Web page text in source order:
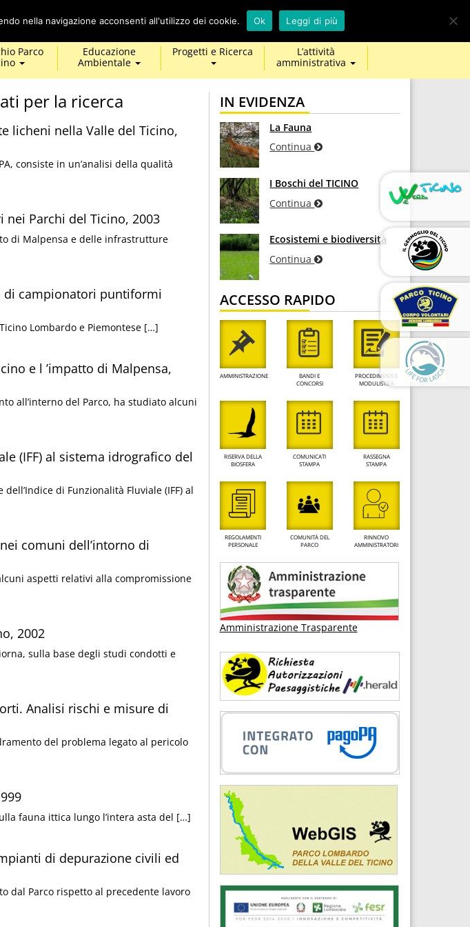
Cerca
map-
marker
calendar
Parco
Educazione
Ambientale
Progetti e Ricerca
L’attività
amministrativa
per la ricerca
licheni nella Valle del Ticino,
consiste in un’analisi della qualità
Parchi del Ticino, 2003
di Malpensa e delle infrastrutture
di campionatori puntiformi
Lombardo e Piemontese […]
e l ’impatto di Malpensa,
all’interno del Parco, ha studiato alcuni
(IFF) al sistema idrografico del
di Funzionalità Fluviale (IFF) al
comuni dell’intorno di
aspetti relativi alla compromissione
2002
sulla base degli studi condotti e
Analisi rischi e misure di
del problema legato al pericolo
fauna ittica lungo l’intera asta del […]
di depurazione civili ed
dal Parco rispetto al precedente lavoro
IN EVIDENZA
La Fauna
Continua
I Boschi del TICINO
Continua
Ecosistemi e biodiversità
Continua
ACCESSO RAPIDO
AMMINISTRAZIONE
BANDI E
CONCORSI
PROCEDIMENTI E
MODULISTICA
RISERVA DELLA
BIOSFERA
COMUNICATI
STAMPA
RASSEGNA
STAMPA
REGOLAMENTI
PERSONALE
COMUNITÀ DEL
PARCO
RINNOVO
AMMINISTRATORI
Amministrazione Trasparente
nella navigazione acconsenti all'utilizzo dei cookie. Ok Leggi di più